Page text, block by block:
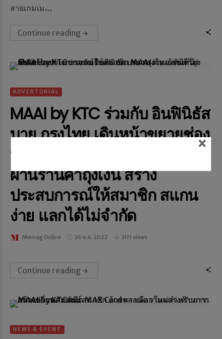
สายเกมเม...
Continue reading
ADVERTORIAL
MAAI by KTC ร่วมกับ อินฟินิธัส
บาย กรุงไทย เดินหน้าขยายช่อง
ทางการแลกรับคะแนน MAAI
ผ่านร้านค้าถุงเงิน สร้าง
ประสบการณ์ให้สมาชิก สแกน
ง่าย แลกได้ไม่จำกัด
Memag Online 26 พ.ค. 2022 3111 views
Continue reading
NEWS & EVENT
×